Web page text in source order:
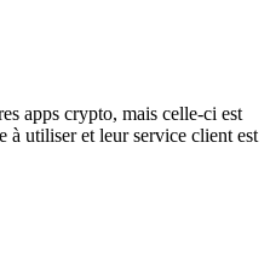
apps crypto, mais celle-ci est
à utiliser et leur service client est